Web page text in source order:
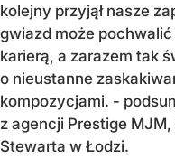
kolejny przyjął nasze
gwiazd może pochwalić
karierą, a zarazem tak
o nieustanne
kompozycjami. -
z agencji Prestige
Stewarta w Łodzi.